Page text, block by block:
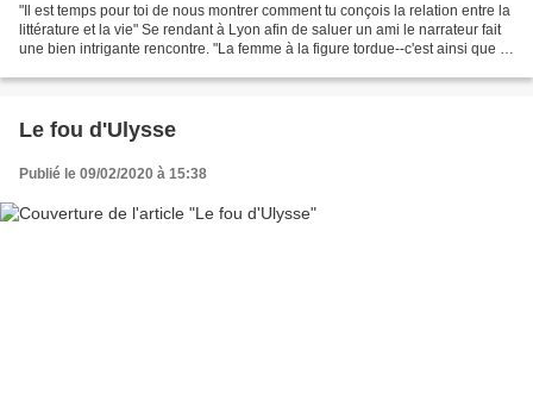
"Il est temps pour toi de nous montrer comment tu conçois la relation entre la
littérature et la vie" Se rendant à Lyon afin de saluer un ami le narrateur fait
une bien intrigante rencontre. "La femme à la figure tordue--c'est ainsi que je
Le fou d'Ulysse
Publié le 09/02/2020 à 15:38